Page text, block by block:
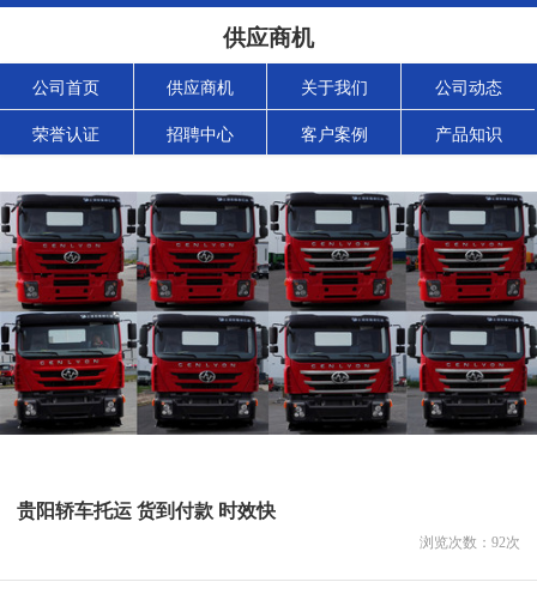
供应商机
公司首页 供应商机 关于我们 公司动态
荣誉认证 招聘中心 客户案例 产品知识
贵阳轿车托运 货到付款 时效快
浏览次数： 92次